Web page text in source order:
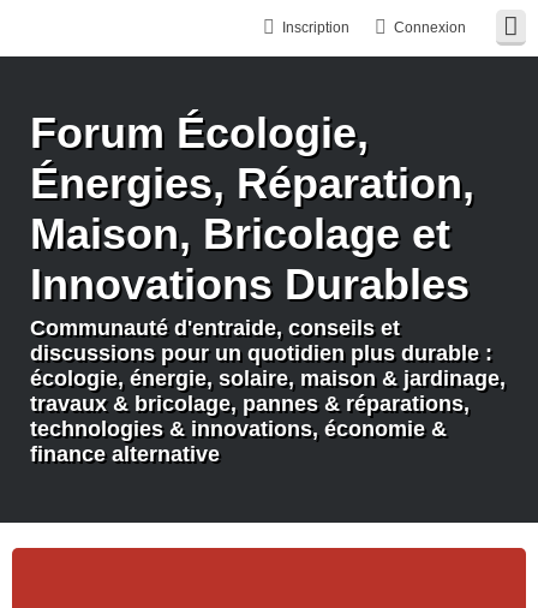
Connexion
Inscription
Forum Écologie,
Énergies, Réparation,
Maison, Bricolage et
Innovations Durables
Communauté d'entraide, conseils et
discussions pour un quotidien plus durable :
écologie, énergie, solaire, maison & jardinage,
travaux & bricolage, pannes & réparations,
technologies & innovations, économie &
finance alternative